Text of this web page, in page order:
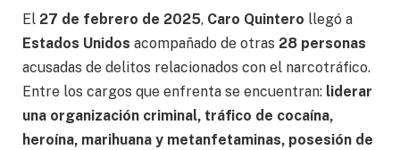
El 27 de febrero de 2025, Caro Quintero llegó a
Estados Unidos acompañado de otras 28 personas
acusadas de delitos relacionados con el narcotráfico.
Entre los cargos que enfrenta se encuentran: liderar
una organización criminal, tráfico de cocaína,
heroína, marihuana y metanfetaminas, posesión de